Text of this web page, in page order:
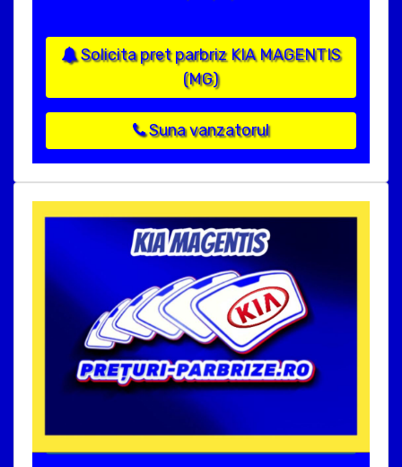
Solicita pret parbriz KIA MAGENTIS
(MG)
Suna vanzatorul